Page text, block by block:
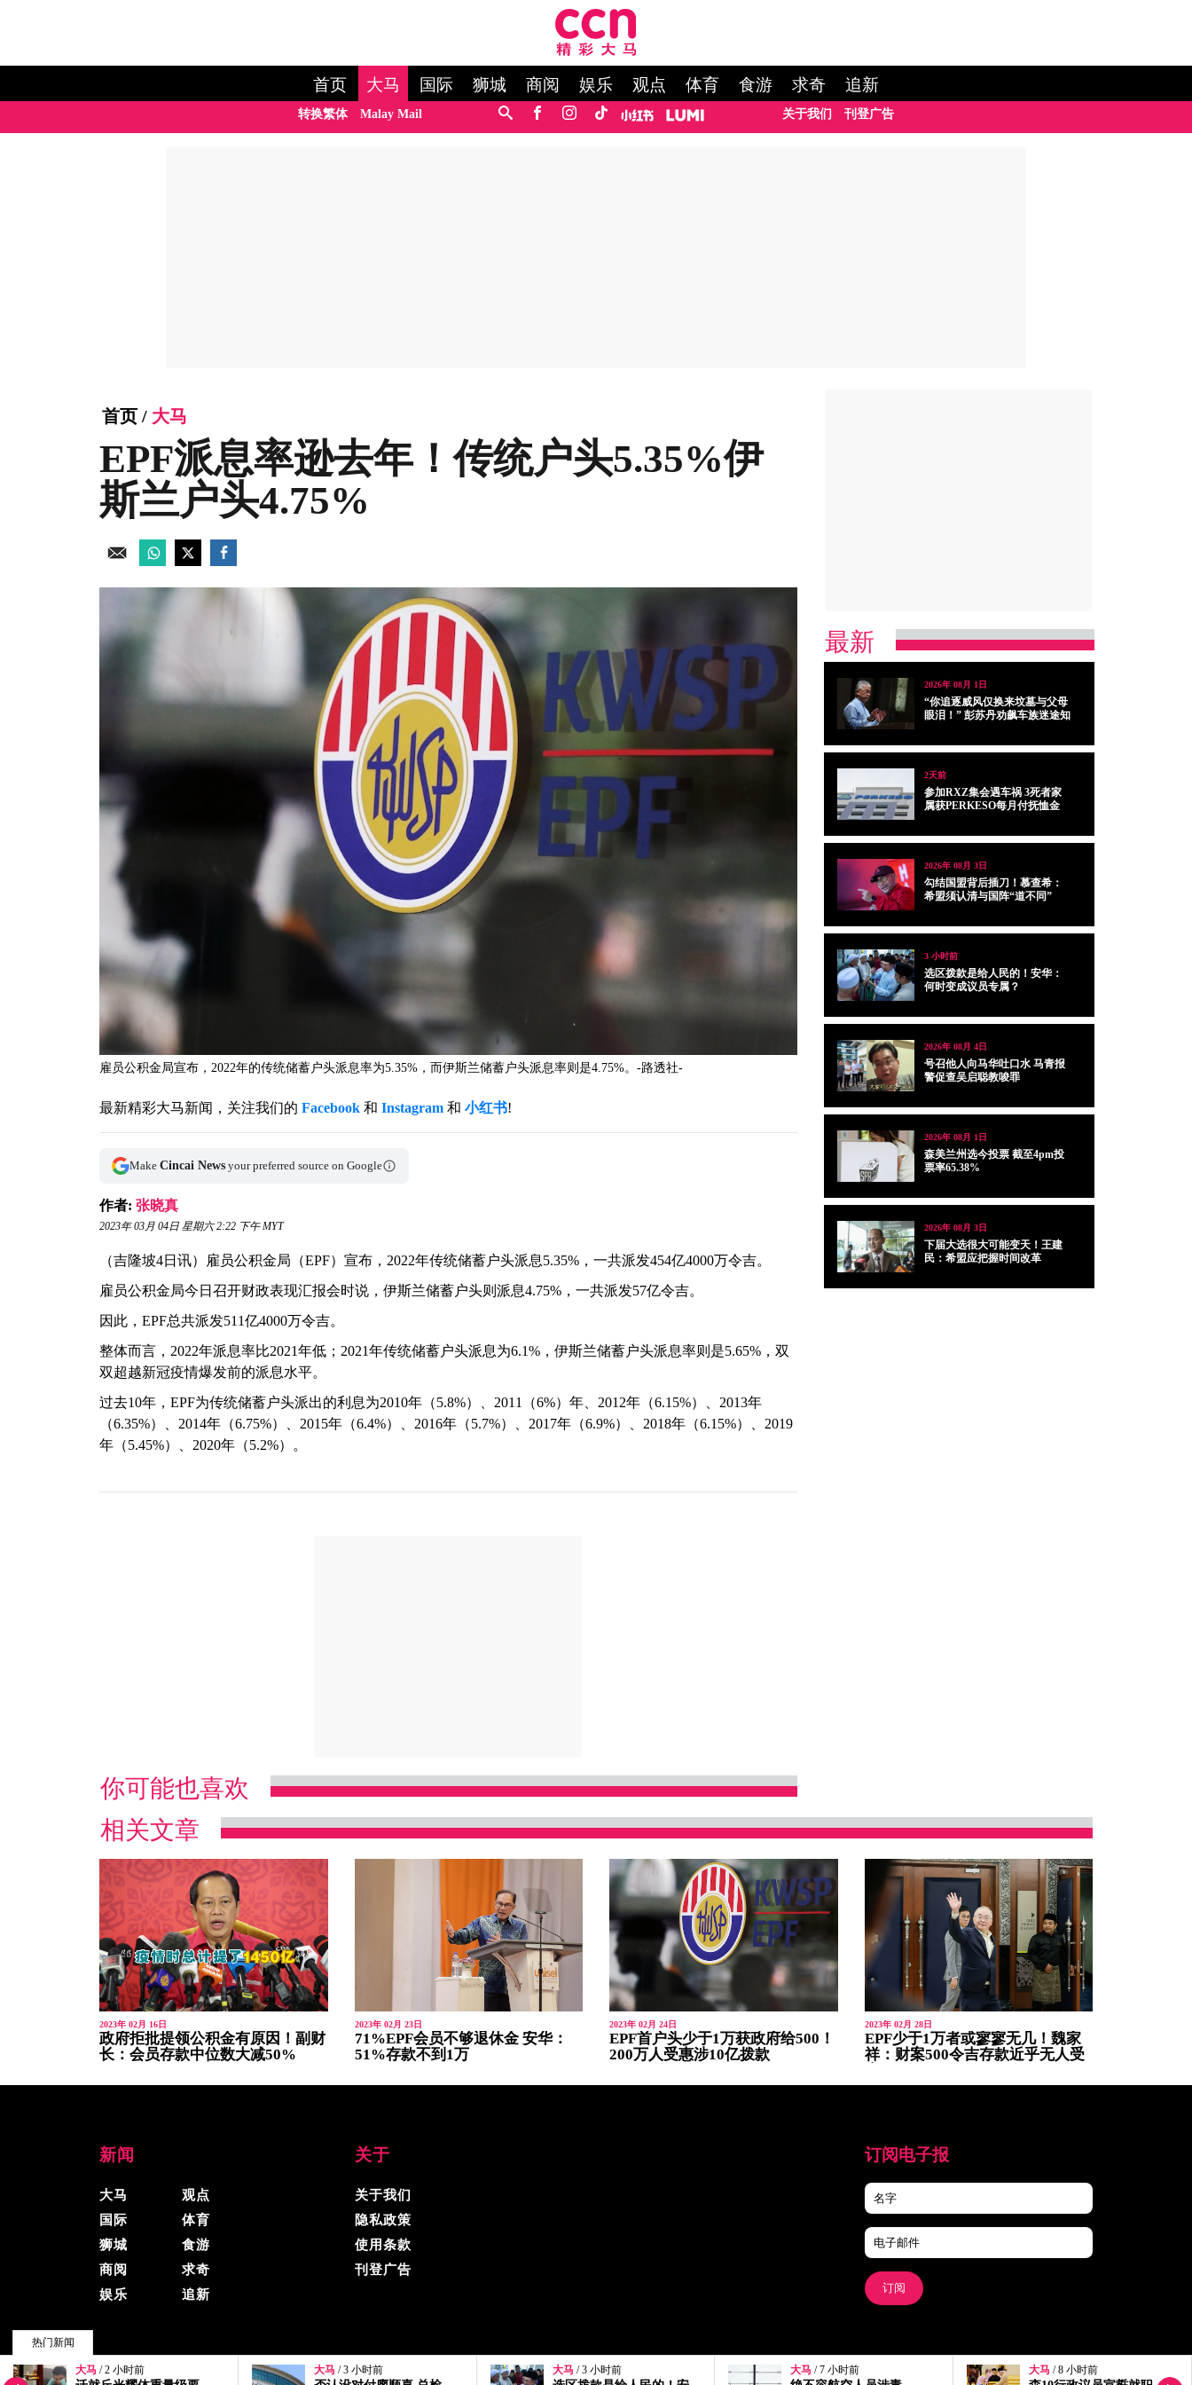
首页 大马 国际 狮城 商阅 娱乐 观点 体育 食游 求奇 追新
转换繁体 Malay Mail 关于我们 刊登广告
热门新闻
大马 / 3 小时前 大马 / 3 小时前 大马 / 7 小时前 大马 / 8 小时前 大马 / 9 小时前
首页 / 大马
EPF派息率逊去年！传统户头5.35%伊
斯兰户头4.75%
雇员公积金局宣布，2022年的传统储蓄户头派息率为5.35%，而伊斯兰储蓄户头派息率则是4.75%。-路透社-
最新精彩大马新闻，关注我们的 Facebook 和 Instagram 和 小红书!
Make Cincai News your preferred source on Google
作者: 张晓真
2023年 03月 04日 星期六 2:22 下午 MYT
（吉隆坡4日讯）雇员公积金局（EPF）宣布，2022年传统储蓄户头派息5.35%，一共派发454亿4000万令吉。
雇员公积金局今日召开财政表现汇报会时说，伊斯兰储蓄户头则派息4.75%，一共派发57亿令吉。
因此，EPF总共派发511亿4000万令吉。
整体而言，2022年派息率比2021年低；2021年传统储蓄户头派息为6.1%，伊斯兰储蓄户头派息率则是5.65%，双
双超越新冠疫情爆发前的派息水平。
过去10年，EPF为传统储蓄户头派出的利息为2010年（5.8%）、2011（6%）年、2012年（6.15%）、2013年
（6.35%）、2014年（6.75%）、2015年（6.4%）、2016年（5.7%）、2017年（6.9%）、2018年（6.15%）、2019
年（5.45%）、2020年（5.2%）。
你可能也喜欢
最新
2026年 08月 1日
“你追逐威风仅换来坟墓与父母
眼泪！” 彭苏丹劝飙车族迷途知
2天前
参加RXZ集会遇车祸 3死者家
属获PERKESO每月付抚恤金
2026年 08月 3日
勾结国盟背后插刀！慕查希：
希盟须认清与国阵“道不同”
3 小时前
选区拨款是给人民的！安华：
何时变成议员专属？
2026年 08月 4日
号召他人向马华吐口水 马青报
警促查吴启聪教唆罪
2026年 08月 1日
森美兰州选今投票 截至4pm投
票率65.38%
2026年 08月 3日
下届大选很大可能变天！王建
民：希盟应把握时间改革
相关文章
2023年 02月 16日
政府拒批提领公积金有原因！副财
长：会员存款中位数大减50%
2023年 02月 23日
71%EPF会员不够退休金 安华：
51%存款不到1万
2023年 02月 24日
EPF首户头少于1万获政府给500！
200万人受惠涉10亿拨款
2023年 02月 28日
EPF少于1万者或寥寥无几！魏家
祥：财案500令吉存款近乎无人受
新闻
大马
国际
狮城
商阅
娱乐
观点
体育
食游
求奇
追新
关于
关于我们
隐私政策
使用条款
刊登广告
订阅电子报
订阅
© 2026, 精彩大马, 版权所有.